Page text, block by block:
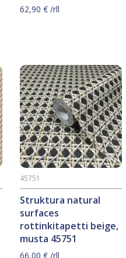
62,90 €/rll
Struktura natural
surfaces
rottinkitapetti beige,
musta 45751
45751
66,00 €/rll